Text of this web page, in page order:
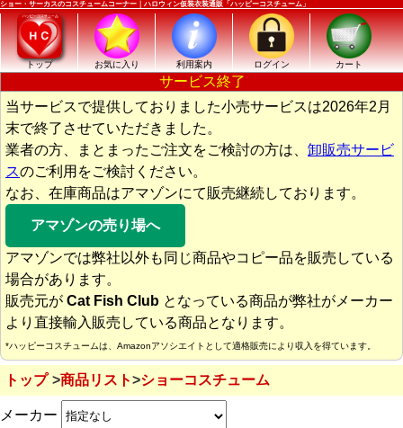
ショー・サーカスのコスチュームコーナー｜ハロウィン仮装衣装通販「ハッピーコスチューム」
トップ お気に入り 利用案内 ログイン カート
サービス終了
当サービスで提供しておりました小売サービスは2026年2月
末で終了させていただきました。
業者の方、まとまったご注文をご検討の方は、 卸販売サービ
スのご利用をご検討ください。
なお、在庫商品はアマゾンにて販売継続しております。
アマゾンの売り場へ
アマゾンでは弊社以外も同じ商品やコピー品を販売している
場合があります。
販売元が Cat Fish Club となっている商品が弊社がメーカー
より直接輸入販売している商品となります。
*ハッピーコスチュームは、Amazonアソシエイトとして適格販売により収入を得ています。
トップ 商品リスト ショーコスチューム
メーカー